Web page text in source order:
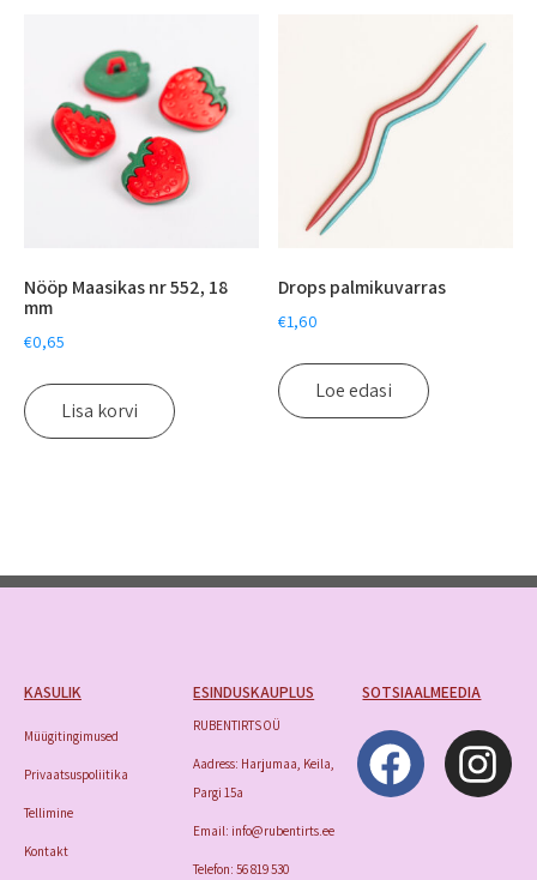
Nööp Maasikas nr 552, 18
mm
€0,65
Lisa korvi
Drops palmikuvarras
€1,60
Loe edasi
KASULIK
Müügitingimused
Privaatsuspoliitika
Tellimine
Kontakt
ESINDUSKAUPLUS
RUBENTIRTS OÜ
Aadress: Harjumaa, Keila,
Pargi 15a
Email: info@rubentirts.ee
Telefon: 56 819 530
SOTSIAALMEEDIA